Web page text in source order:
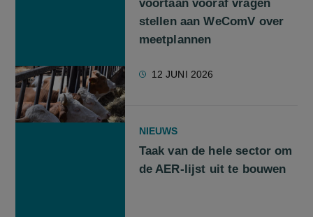
voortaan vooraf vragen
stellen aan WeComV over
meetplannen
12 JUNI 2026
NIEUWS
Taak van de hele sector om
de AER-lijst uit te bouwen